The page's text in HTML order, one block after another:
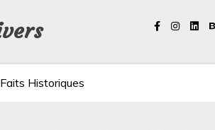
Faits Historiques